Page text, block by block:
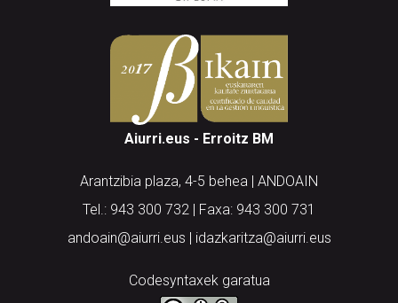
Aiurri.eus - Erroitz BM
Arantzibia plaza, 4-5 behea | ANDOAIN
Tel.: 943 300 732 | Faxa: 943 300 731
andoain@aiurri.eus | idazkaritza@aiurri.eus
Codesyntaxek garatua